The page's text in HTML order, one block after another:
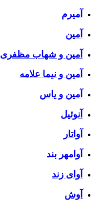
آمیرم
آمین
آمین و شهاب مظفری
آمین و نیما علامه
آمین و یاس
آنوئیل
آواتار
آوامهر بند
آوای زند
آوش